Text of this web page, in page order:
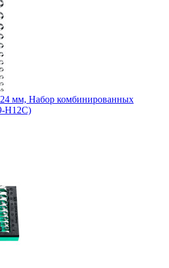
мм, Набор комбинированных
H12C)